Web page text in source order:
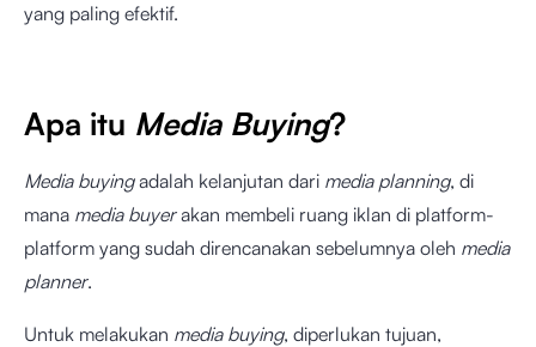
yang paling efektif.
Apa itu Media Buying?
Media buyingadalah kelanjutan dari media planning, di
mana media buyerakan membeli ruang iklan di platform-
platform yang sudah direncanakan sebelumnya oleh media
planner.
Untuk melakukan media buying, diperlukan tujuan,